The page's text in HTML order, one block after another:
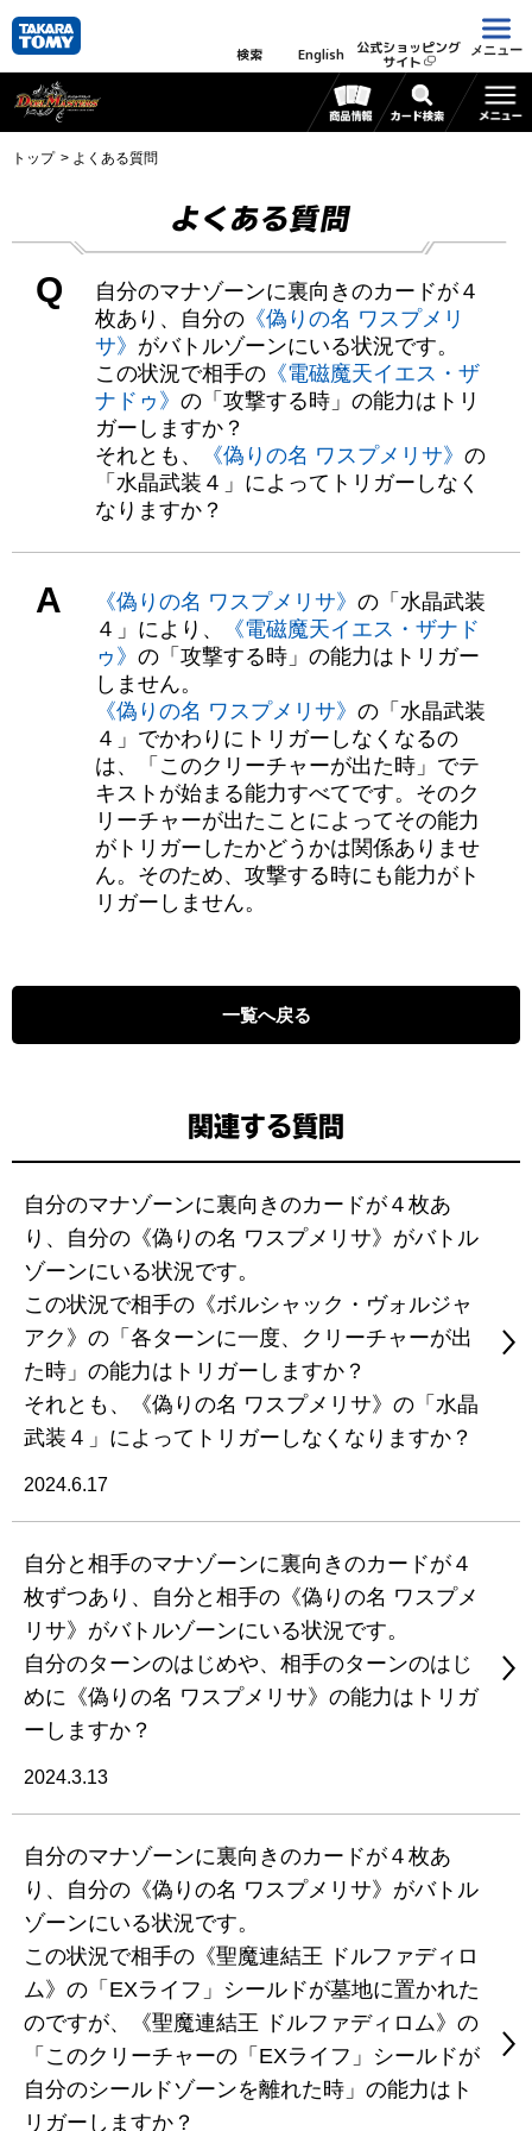
検索 English 公式ショッピング
サイト
メニュー
トップ よくある質問
よくある質問
Q
自分のマナゾーンに裏向きのカードが４
枚あり、自分の 《偽りの名 ワスプメリ
サ》 がバトルゾーンにいる状況です。
この状況で相手の 《電磁魔天イエス・ザ
ナドゥ》 の「攻撃する時」の能力はトリ
ガーしますか？
それとも、
《偽りの名 ワスプメリサ》 の
「水晶武装４」によってトリガーしなく
なりますか？
A 《偽りの名 ワスプメリサ》 の「水晶武装
４」により、
《電磁魔天イエス・ザナド
ゥ》 の「攻撃する時」の能力はトリガー
しません。
《偽りの名 ワスプメリサ》 の「水晶武装
４」でかわりにトリガーしなくなるの
は、「このクリーチャーが出た時」でテ
キストが始まる能力すべてです。そのク
リーチャーが出たことによってその能力
がトリガーしたかどうかは関係ありませ
ん。そのため、攻撃する時にも能力がト
リガーしません。
一覧へ戻る
関連する質問
自分のマナゾーンに裏向きのカードが４枚あ
り、自分の《偽りの名 ワスプメリサ》がバトル
ゾーンにいる状況です。
この状況で相手の《ボルシャック・ヴォルジャ
アク》の「各ターンに一度、クリーチャーが出
た時」の能力はトリガーしますか？
それとも、《偽りの名 ワスプメリサ》の「水晶
武装４」によってトリガーしなくなりますか？
2024.6.17
自分と相手のマナゾーンに裏向きのカードが４
枚ずつあり、自分と相手の《偽りの名 ワスプメ
リサ》がバトルゾーンにいる状況です。
自分のターンのはじめや、相手のターンのはじ
めに《偽りの名 ワスプメリサ》の能力はトリガ
ーしますか？
2024.3.13
自分のマナゾーンに裏向きのカードが４枚あ
り、自分の《偽りの名 ワスプメリサ》がバトル
ゾーンにいる状況です。
この状況で相手の《聖魔連結王 ドルファディロ
ム》の「EXライフ」シールドが墓地に置かれた
のですが、《聖魔連結王 ドルファディロム》の
「このクリーチャーの「EXライフ」シールドが
自分のシールドゾーンを離れた時」の能力はト
リガーしますか？